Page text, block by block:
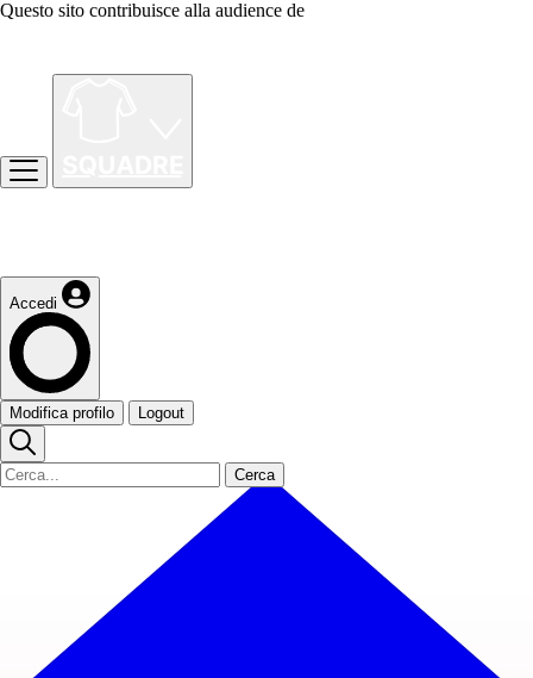
Questo sito contribuisce alla audience de
Accedi
Modifica profilo Logout
Cerca